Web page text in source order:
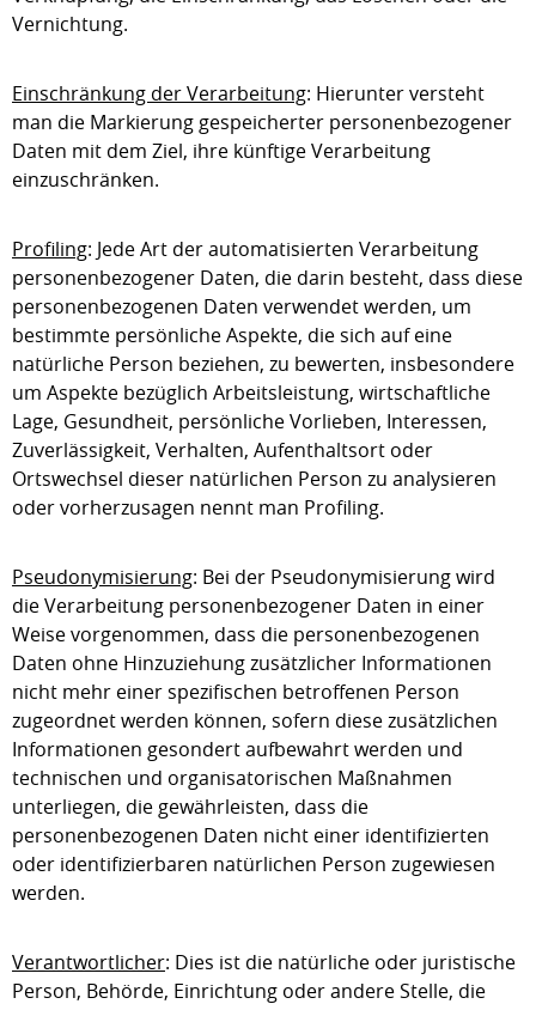
Vernichtung.
Einschränkung der Verarbeitung: Hierunter versteht
man die Markierung gespeicherter personenbezogener
Daten mit dem Ziel, ihre künftige Verarbeitung
einzuschränken.
Profiling: Jede Art der automatisierten Verarbeitung
personenbezogener Daten, die darin besteht, dass diese
personenbezogenen Daten verwendet werden, um
bestimmte persönliche Aspekte, die sich auf eine
natürliche Person beziehen, zu bewerten, insbesondere
um Aspekte bezüglich Arbeitsleistung, wirtschaftliche
Lage, Gesundheit, persönliche Vorlieben, Interessen,
Zuverlässigkeit, Verhalten, Aufenthaltsort oder
Ortswechsel dieser natürlichen Person zu analysieren
oder vorherzusagen nennt man Profiling.
Pseudonymisierung: Bei der Pseudonymisierung wird
die Verarbeitung personenbezogener Daten in einer
Weise vorgenommen, dass die personenbezogenen
Daten ohne Hinzuziehung zusätzlicher Informationen
nicht mehr einer spezifischen betroffenen Person
zugeordnet werden können, sofern diese zusätzlichen
Informationen gesondert aufbewahrt werden und
technischen und organisatorischen Maßnahmen
unterliegen, die gewährleisten, dass die
personenbezogenen Daten nicht einer identifizierten
oder identifizierbaren natürlichen Person zugewiesen
werden.
Verantwortlicher: Dies ist die natürliche oder juristische
Person, Behörde, Einrichtung oder andere Stelle, die